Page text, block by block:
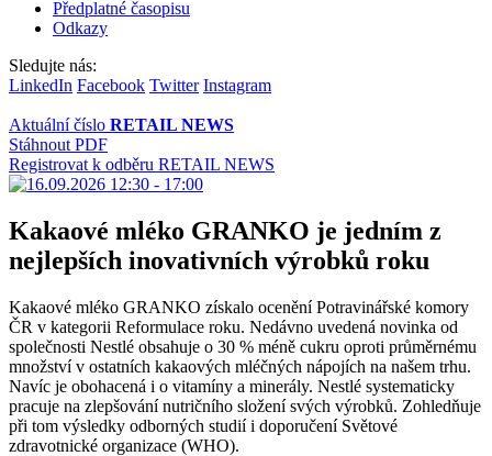
Předplatné časopisu
Odkazy
Sledujte nás:
LinkedIn Facebook Twitter Instagram
Aktuální číslo RETAIL NEWS
Stáhnout PDF
Registrovat k odběru RETAIL NEWS
Kakaové mléko GRANKO je jedním z
nejlepších inovativních výrobků roku
Kakaové mléko GRANKO získalo ocenění Potravinářské komory
ČR v kategorii Reformulace roku. Nedávno uvedená novinka od
společnosti Nestlé obsahuje o 30 % méně cukru oproti průměrnému
množství v ostatních kakaových mléčných nápojích na našem trhu.
Navíc je obohacená i o vitamíny a minerály. Nestlé systematicky
pracuje na zlepšování nutričního složení svých výrobků. Zohledňuje
při tom výsledky odborných studií i doporučení Světové
zdravotnické organizace (WHO).